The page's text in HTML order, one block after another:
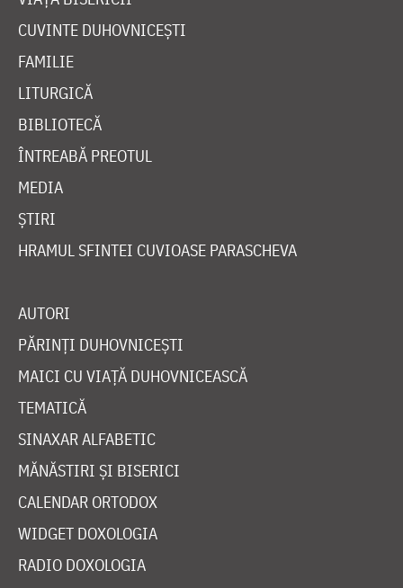
CUVINTE DUHOVNICEȘTI
FAMILIE
LITURGICĂ
BIBLIOTECĂ
ÎNTREABĂ PREOTUL
MEDIA
ȘTIRI
HRAMUL SFINTEI CUVIOASE PARASCHEVA
AUTORI
PĂRINȚI DUHOVNICEȘTI
MAICI CU VIAȚĂ DUHOVNICEASCĂ
TEMATICĂ
SINAXAR ALFABETIC
MĂNĂSTIRI ȘI BISERICI
CALENDAR ORTODOX
WIDGET DOXOLOGIA
RADIO DOXOLOGIA